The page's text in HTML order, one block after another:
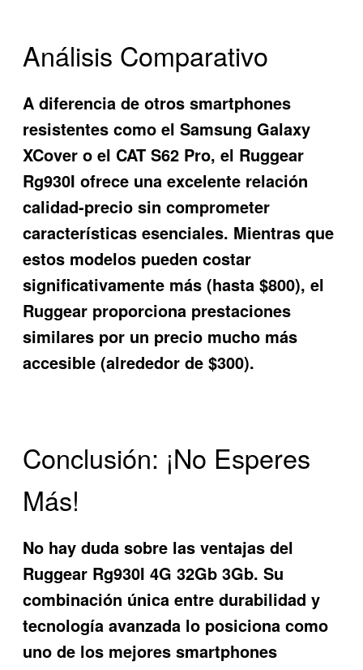
Análisis Comparativo
A diferencia de otros smartphones
resistentes como el Samsung Galaxy
XCover o el CAT S62 Pro, el Ruggear
Rg930I ofrece una excelente relación
calidad-precio sin comprometer
características esenciales. Mientras que
estos modelos pueden costar
significativamente más (hasta $800), el
Ruggear proporciona prestaciones
similares por un precio mucho más
accesible (alrededor de $300).
Conclusión: ¡No Esperes
Más!
No hay duda sobre las ventajas del
Ruggear Rg930I 4G 32Gb 3Gb. Su
combinación única entre durabilidad y
tecnología avanzada lo posiciona como
uno de los mejores smartphones